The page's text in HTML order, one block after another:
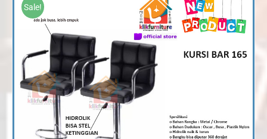
Rp213,000.
Sale!